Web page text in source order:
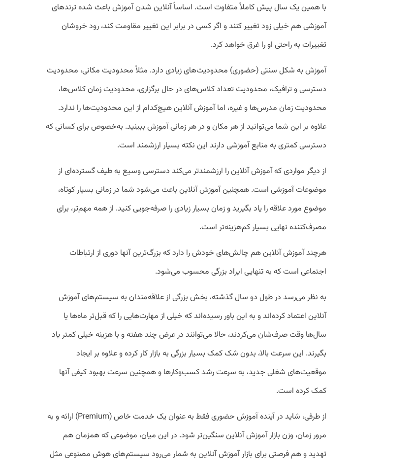
با همین یک سال پیش کاملاً متفاوت است. اساساً آنلاین شدن آموزش باعث شده ترندهای
آموزشی هم خیلی زود تغییر کنند و اگر کسی در برابر این تغییر مقاومت کند، رود خروشان
تغییرات به راحتی او را غرق خواهد کرد.
آموزش به شکل سنتی (‌حضوری) محدودیت‌های زیادی دارد. مثلاً محدودیت مکانی، محدودیت
دسترسی و ترافیک، محدودیت تعداد کلاس‌های در حال برگزاری، محدودیت زمان کلاس‌ها،
محدودیت زمان مدرس‌ها و غیره، اما آموزش آنلاین هیچ‌کدام از این محدودیت‌ها را ندارد.
علاوه بر این شما می‌توانید از هر مکان و در هر زمانی آموزش ببینید. به‌خصوص برای کسانی که
دسترسی کمتری به منابع آموزشی دارند این نکته بسیار ارزشمند است.
از دیگر مواردی که آموزش آنلاین را ارزشمندتر می‌کند دسترسی وسیع به طیف گسترده‌ای از
موضوعات آموزشی است. همچنین آموزش آنلاین باعث می‌شود شما در زمانی بسیار کوتاه،
موضوع مورد علاقه را یاد بگیرید و زمان بسیار زیادی را صرفه‌جویی کنید. از همه مهم‌تر، برای
مصرف‌کننده نهایی بسیار کم‌هزینه‌تر است.
هرچند آموزش آنلاین هم چالش‌های خودش را دارد که بزرگ‌ترین آنها دوری از ارتباطات
اجتماعی است که به تنهایی ایراد بزرگی محسوب می‌شود.
به نظر می‌رسد در طول دو سال گذشته، بخش بزرگی از علاقه‌مندان به سیستم‌های آموزش
آنلاین اعتماد کرده‌اند و به این باور رسیده‌اند که خیلی از مهارت‌هایی را که قبل‌تر ماه‌ها یا
سال‌ها وقت صرف‌شان می‌کردند، حالا می‌توانند در عرض چند هفته و با هزینه خیلی کمتر یاد
بگیرند. این سرعت بالا، بدون شک کمک بسیار بزرگی به بازار کار کرده و علاوه بر ایجاد
موقعیت‌های شغلی جدید، به سرعت رشد کسب‌وکارها و همچنین سرعت بهبود کیفی آنها
کمک کرده است.
از طرفی، شاید در‌ آینده آموزش حضوری فقط به عنوان یک خدمت خاص (Premium) ارائه و به
مرور زمان، وزن بازار آموزش آنلاین سنگین‌تر شود. در این میان، موضوعی که همزمان هم
تهدید و هم فرصتی برای بازار آموزش آنلاین به شمار می‌رود سیستم‌های هوش مصنوعی مثل